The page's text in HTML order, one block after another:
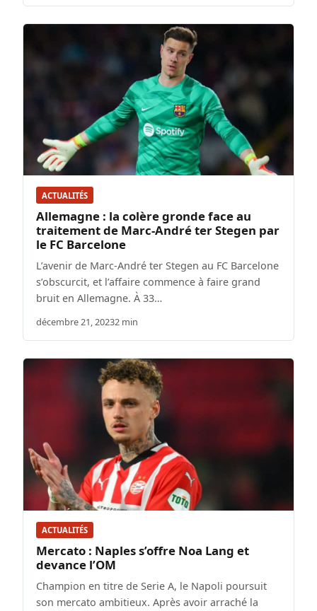
ACTUALITÉS
Allemagne : la colère gronde face au
traitement de Marc-André ter Stegen par
le FC Barcelone
L’avenir de Marc-André ter Stegen au FC Barcelone
s’obscurcit, et l’affaire commence à faire grand
bruit en Allemagne. À 33…
décembre 21, 20232 min
ACTUALITÉS
Mercato : Naples s’offre Noa Lang et
devance l’OM
Champion en titre de Serie A, le Napoli poursuit
son mercato ambitieux. Après avoir arraché la